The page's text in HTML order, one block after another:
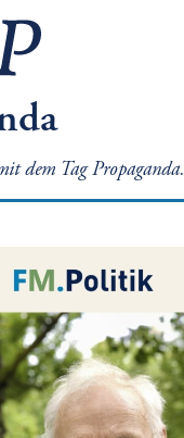
dem Tag Propaganda.